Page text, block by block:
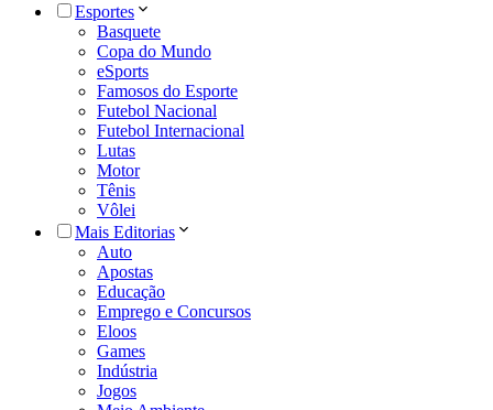
Esportes
Basquete
Copa do Mundo
eSports
Famosos do Esporte
Futebol Nacional
Futebol Internacional
Lutas
Motor
Tênis
Vôlei
Mais Editorias
Auto
Apostas
Educação
Emprego e Concursos
Eloos
Games
Indústria
Jogos